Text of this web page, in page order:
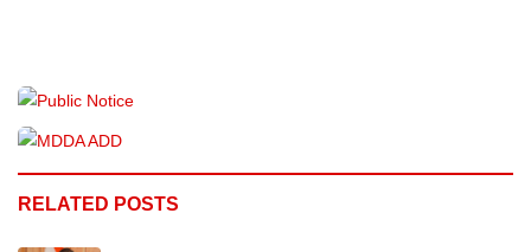
RELATED POSTS